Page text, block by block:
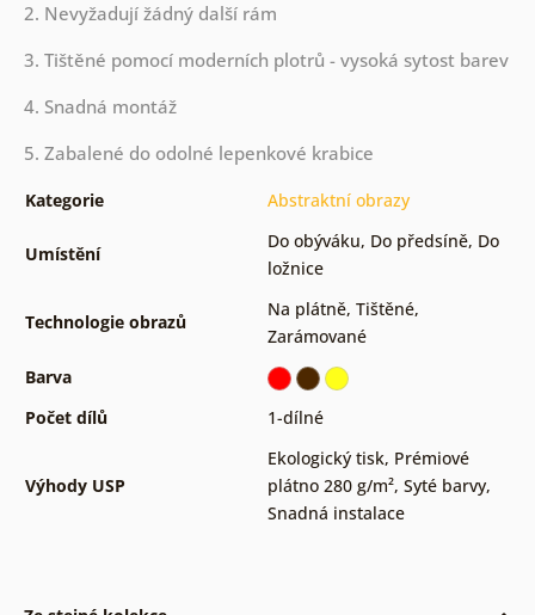
2. Nevyžadují žádný další rám
3. Tištěné pomocí moderních plotrů - vysoká sytost barev
4. Snadná montáž
5. Zabalené do odolné lepenkové krabice
Kategorie Abstraktní obrazy
Umístění
Do obýváku, Do předsíně, Do
ložnice
Technologie obrazů
Na plátně, Tištěné,
Zarámované
Barva
Počet dílů
1-dílné
Výhody USP
Ekologický tisk, Prémiové
plátno 280 g/m², Syté barvy,
Snadná instalace